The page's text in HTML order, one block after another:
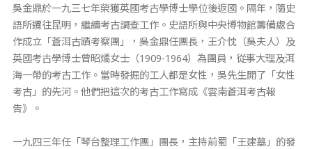
吳金鼎於一九三七年榮獲英國考古學博士學位後返國。隔年，隨史
語所遷往昆明，繼續考古調查工作。史語所與中央博物館籌備處合
作成立「蒼洱古蹟考察團」，吳金鼎任團長，王介忱（吳夫人）及
英國考古學博士曾昭燏女士（1909-1964）為團員，從事大理及洱
海一帶的考古工作。當時發掘的工人都是女性，吳先生開了「女性
考古」的先河。他們把這次的考古工作寫成《雲南蒼洱考古報
告》。
一九四三年任「琴台整理工作團」團長，主持前蜀「王建墓」的發